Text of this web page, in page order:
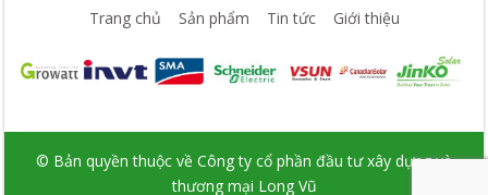
Trang chủ Sản phẩm Tin tức Giới thiệu
© Bản quyền thuộc về Công ty cổ phần đầu tư xây dựng và
thương mại Long Vũ